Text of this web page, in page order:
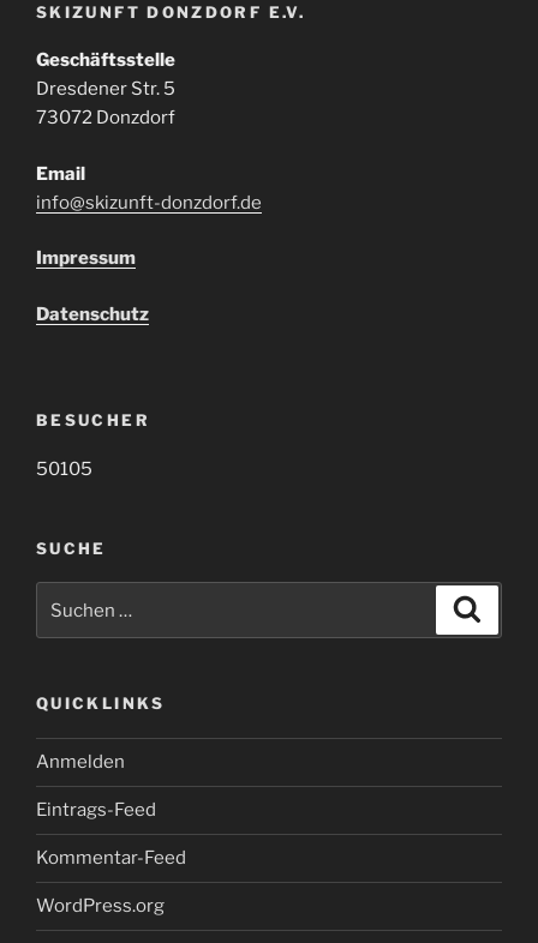
SKIZUNFT DONZDORF E.V.
Geschäftsstelle
Dresdener Str. 5
73072 Donzdorf
Email
info@skizunft-donzdorf.de
Impressum
Datenschutz
BESUCHER
50105
SUCHE
nach:
QUICKLINKS
Anmelden
Eintrags-Feed
Kommentar-Feed
WordPress.org